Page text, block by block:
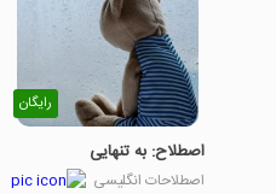
رایگان
اصطلاح: به تنهایی
اصطلاحات انگلیسی